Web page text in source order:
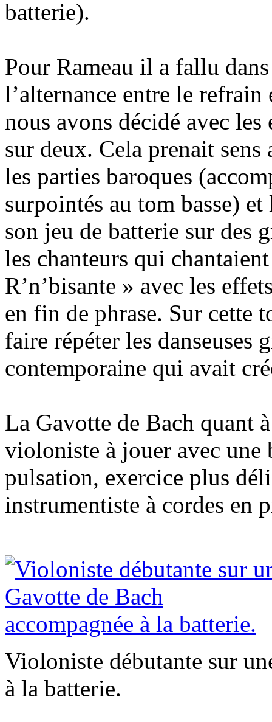
batterie).
Pour Rameau il a fallu
l’alternance entre le
nous avons décidé avec
sur deux. Cela prenait
les parties baroques
surpointés au tom basse)
son jeu de batterie sur des
les chanteurs qui
R’n’bisante » avec les
en fin de phrase. Sur cette
faire répéter les danseuses
contemporaine qui avait
La Gavotte de Bach quant
violoniste à jouer avec une
pulsation, exercice plus
instrumentiste à cordes en
Violoniste débutante sur
à la batterie.